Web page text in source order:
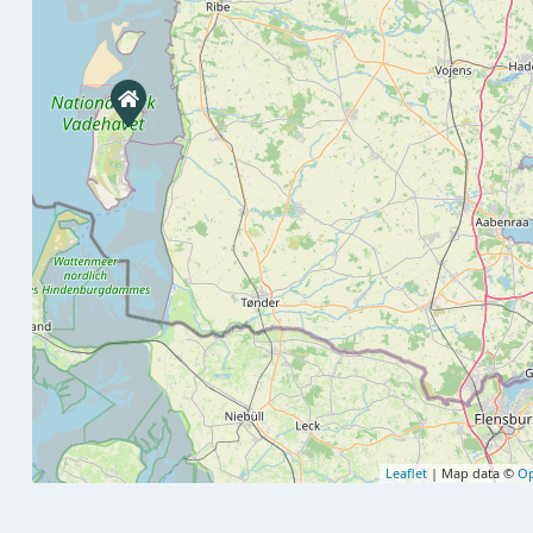
Leaflet| Map data ©